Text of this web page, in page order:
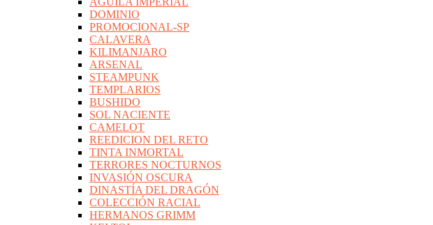
DOMINIO
PROMOCIONAL-SP
CALAVERA
KILIMANJARO
ARSENAL
STEAMPUNK
TEMPLARIOS
BUSHIDO
SOL NACIENTE
CAMELOT
REEDICION DEL RETO
TINTA INMORTAL
TERRORES NOCTURNOS
INVASIÓN OSCURA
DINASTÍA DEL DRAGÓN
COLECCIÓN RACIAL
HERMANOS GRIMM